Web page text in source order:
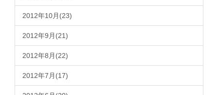
2012年10月(23)
2012年9月(21)
2012年8月(22)
2012年7月(17)